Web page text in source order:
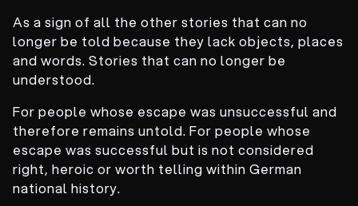
As a sign of all the other stories that can no
longer be told because they lack objects, places
and words. Stories that can no longer be
understood.
For people whose escape was unsuccessful and
therefore remains untold. For people whose
escape was successful but is not considered
right, heroic or worth telling within German
national history.